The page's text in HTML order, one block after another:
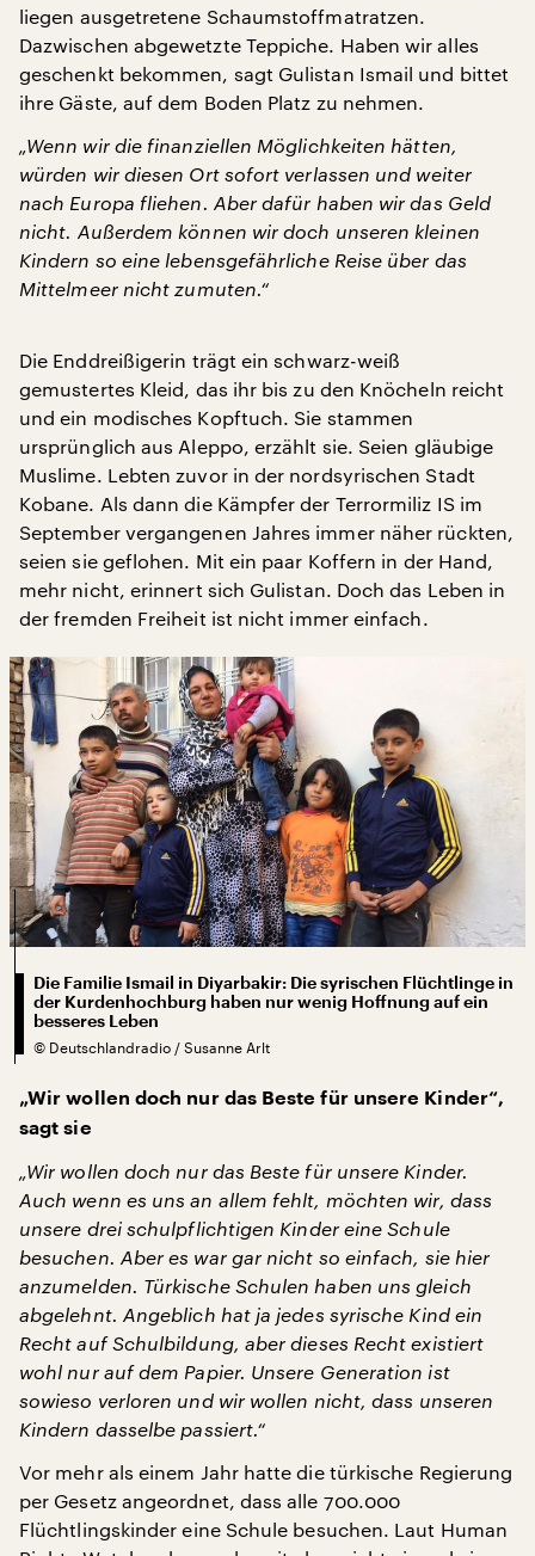
liegen ausgetretene Schaumstoffmatratzen.
Dazwischen abgewetzte Teppiche. Haben wir alles
geschenkt bekommen, sagt Gulistan Ismail und bittet
ihre Gäste, auf dem Boden Platz zu nehmen.
„Wenn wir die finanziellen Möglichkeiten hätten,
würden wir diesen Ort sofort verlassen und weiter
nach Europa fliehen. Aber dafür haben wir das Geld
nicht. Außerdem können wir doch unseren kleinen
Kindern so eine lebensgefährliche Reise über das
Mittelmeer nicht zumuten.“
Die Enddreißigerin trägt ein schwarz-weiß
gemustertes Kleid, das ihr bis zu den Knöcheln reicht
und ein modisches Kopftuch. Sie stammen
ursprünglich aus Aleppo, erzählt sie. Seien gläubige
Muslime. Lebten zuvor in der nordsyrischen Stadt
Kobane. Als dann die Kämpfer der Terrormiliz IS im
September vergangenen Jahres immer näher rückten,
seien sie geflohen. Mit ein paar Koffern in der Hand,
mehr nicht, erinnert sich Gulistan. Doch das Leben in
der fremden Freiheit ist nicht immer einfach.
Die Familie Ismail in Diyarbakir: Die syrischen Flüchtlinge in
der Kurdenhochburg haben nur wenig Hoffnung auf ein
besseres Leben
© Deutschlandradio / Susanne Arlt
„Wir wollen doch nur das Beste für unsere Kinder“,
sagt sie
„Wir wollen doch nur das Beste für unsere Kinder.
Auch wenn es uns an allem fehlt, möchten wir, dass
unsere drei schulpflichtigen Kinder eine Schule
besuchen. Aber es war gar nicht so einfach, sie hier
anzumelden. Türkische Schulen haben uns gleich
abgelehnt. Angeblich hat ja jedes syrische Kind ein
Recht auf Schulbildung, aber dieses Recht existiert
wohl nur auf dem Papier. Unsere Generation ist
sowieso verloren und wir wollen nicht, dass unseren
Kindern dasselbe passiert.“
Vor mehr als einem Jahr hatte die türkische Regierung
per Gesetz angeordnet, dass alle 700.000
Flüchtlingskinder eine Schule besuchen. Laut Human